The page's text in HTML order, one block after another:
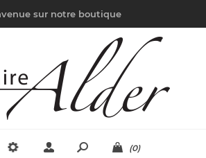
sur notre boutique
(0)